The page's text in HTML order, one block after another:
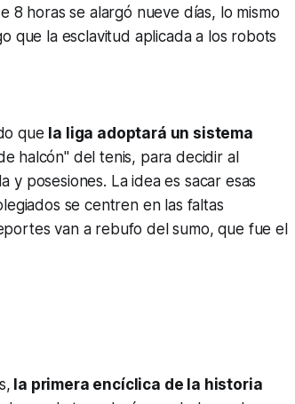
8 horas se alargó nueve días, lo mismo
que la esclavitud aplicada a los robots
que la liga adoptará un sistema
halcón" del tenis, para decidir al
y posesiones. La idea es sacar esas
se centren en las faltas
van a rebufo del sumo, que fue el
la primera encíclica de la historia